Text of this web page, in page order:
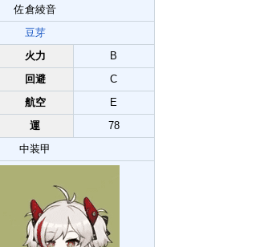
佐倉綾音
豆芽
火力
B
回避
C
航空
E
運
78
中装甲